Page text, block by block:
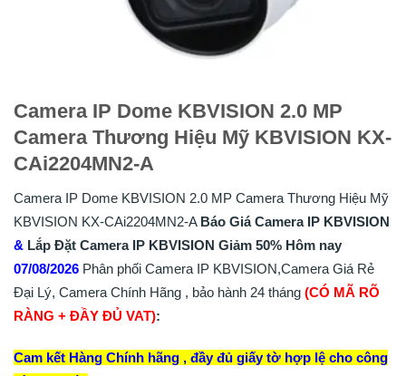
Camera IP Dome KBVISION 2.0 MP
Camera Thương Hiệu Mỹ KBVISION KX-
CAi2204MN2-A
Camera IP Dome KBVISION 2.0 MP Camera Thương Hiệu Mỹ
KBVISION KX-CAi2204MN2-A Báo Giá Camera IP KBVISION
& Lắp Đặt Camera IP KBVISION Giảm 50% Hôm nay
07/08/2026 Phân phối Camera IP KBVISION,Camera Giá Rẻ
Đại Lý, Camera Chính Hãng , bảo hành 24 tháng (CÓ MÃ RÕ
RÀNG + ĐẦY ĐỦ VAT):
Cam kết Hàng Chính hãng , đầy đủ giấy tờ hợp lệ cho công